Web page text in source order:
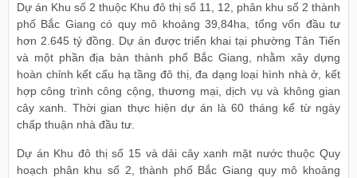
Dự án Khu số 2 thuộc Khu đô thị số 11, 12, phân khu số 2 thành
phố Bắc Giang có quy mô khoảng 39,84ha, tổng vốn đầu tư
hơn 2.645 tỷ đồng. Dự án được triển khai tại phường Tân Tiến
và một phần địa bàn thành phố Bắc Giang, nhằm xây dựng
hoàn chỉnh kết cấu hạ tầng đô thị, đa dạng loại hình nhà ở, kết
hợp công trình công cộng, thương mại, dịch vụ và không gian
cây xanh. Thời gian thực hiện dự án là 60 tháng kể từ ngày
chấp thuận nhà đầu tư.
Dự án Khu đô thị số 15 và dải cây xanh mặt nước thuộc Quy
hoạch phân khu số 2, thành phố Bắc Giang quy mô khoảng